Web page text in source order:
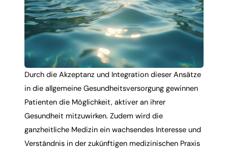
Durch die Akzeptanz und Integration dieser Ansätze
in die allgemeine Gesundheitsversorgung gewinnen
Patienten die Möglichkeit, aktiver an ihrer
Gesundheit mitzuwirken. Zudem wird die
ganzheitliche Medizin ein wachsendes Interesse und
Verständnis in der zukünftigen medizinischen Praxis